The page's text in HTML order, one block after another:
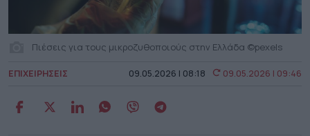
Πιέσεις για τους μικροζυθοποιούς στην Ελλάδα ©pexels
ΕΠΙΧΕΙΡΗΣΕΙΣ 09.05.2026 | 08:18 09.05.2026 | 09:46